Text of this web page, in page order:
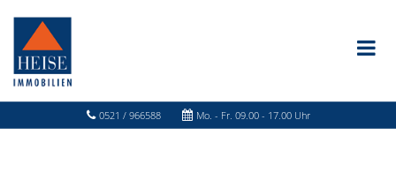
0521 / 966588 Mo. - Fr. 09.00 - 17.00 Uhr